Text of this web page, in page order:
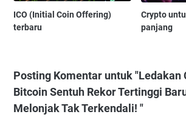
ICO (Initial Coin Offering)
terbaru
Crypto
panjang
Posting Komentar untuk "Ledakan
Bitcoin Sentuh Rekor Tertinggi
Melonjak Tak Terkendali! "